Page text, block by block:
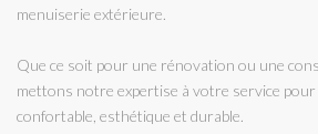
menuiserie extérieure.
Que ce soit pour une rénovation ou une
mettons notre expertise à votre service
confortable, esthétique et durable.